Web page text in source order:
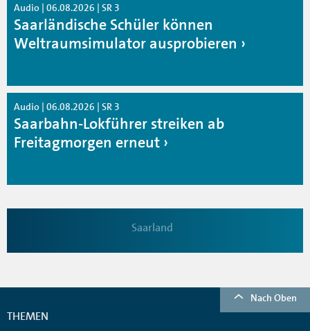
Audio | 06.08.2026 | SR 3
Saarländische Schüler können
Weltraumsimulator ausprobieren
Audio | 06.08.2026 | SR 3
Saarbahn-Lokführer streiken ab
Freitagmorgen erneut
Saarland
Nach Oben
THEMEN